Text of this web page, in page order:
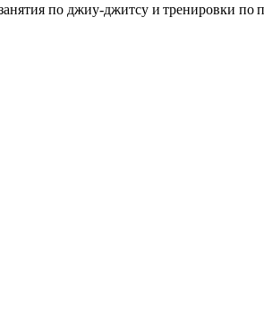
по джиу‑джитсу и тренировки по